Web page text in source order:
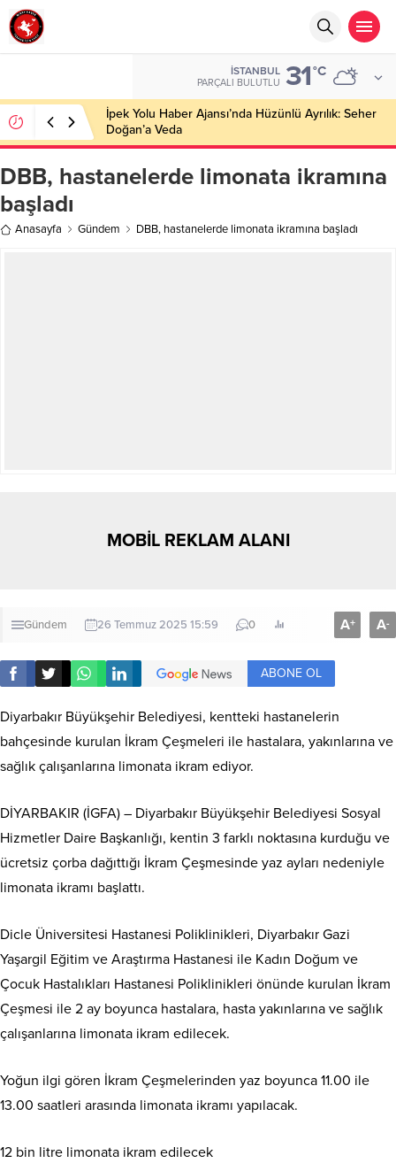
İSTANBUL
PARÇALI BULUTLU 31°C
İpek Yolu Haber Ajansı’nda Hüzünlü Ayrılık: Seher
Doğan’a Veda
DBB, hastanelerde limonata ikramına
başladı
Anasayfa Gündem DBB, hastanelerde limonata ikramına başladı
MOBİL REKLAM ALANI
Gündem 26 Temmuz 2025 15:59 0 A+ A-
ABONE OL
Diyarbakır Büyükşehir Belediyesi, kentteki hastanelerin
bahçesinde kurulan İkram Çeşmeleri ile hastalara, yakınlarına ve
sağlık çalışanlarına limonata ikram ediyor.
DİYARBAKIR (İGFA) – Diyarbakır Büyükşehir Belediyesi Sosyal
Hizmetler Daire Başkanlığı, kentin 3 farklı noktasına kurduğu ve
ücretsiz çorba dağıttığı İkram Çeşmesinde yaz ayları nedeniyle
limonata ikramı başlattı.
Dicle Üniversitesi Hastanesi Poliklinikleri, Diyarbakır Gazi
Yaşargil Eğitim ve Araştırma Hastanesi ile Kadın Doğum ve
Çocuk Hastalıkları Hastanesi Poliklinikleri önünde kurulan İkram
Çeşmesi ile 2 ay boyunca hastalara, hasta yakınlarına ve sağlık
çalışanlarına limonata ikram edilecek.
Yoğun ilgi gören İkram Çeşmelerinden yaz boyunca 11.00 ile
13.00 saatleri arasında limonata ikramı yapılacak.
12 bin litre limonata ikram edilecek